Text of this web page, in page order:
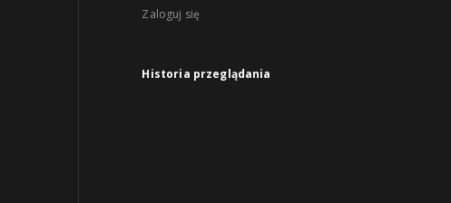
Zaloguj się
Historia przeglądania